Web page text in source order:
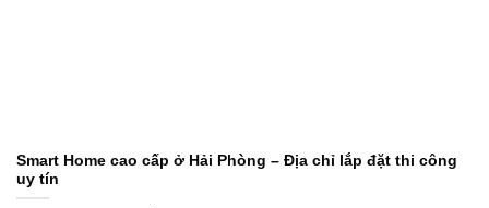
Smart Home cao cấp ở Hải Phòng – Địa chỉ lắp đặt thi công
uy tín